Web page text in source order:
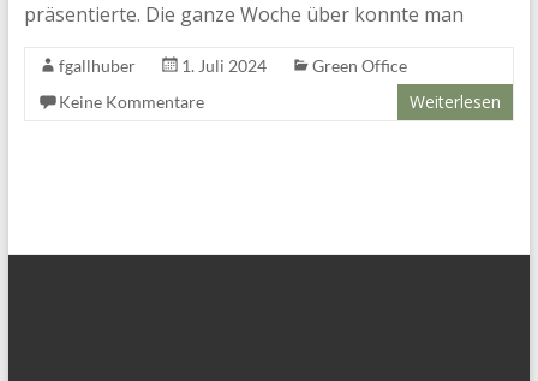
präsentierte. Die ganze Woche über konnte man
fgallhuber 1. Juli 2024
Green Office
Keine Kommentare
Weiterlesen